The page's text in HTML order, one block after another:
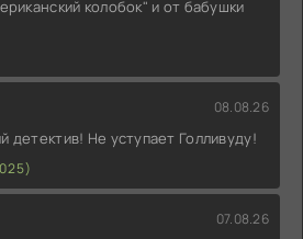
колобок" и от бабушки
08.08.26
детектив! Не уступает Голливуду!
07.08.26